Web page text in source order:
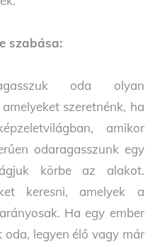
szabása:
oda olyan
szeretnénk, ha
amikor
odaragasszunk egy
körbe az alakot.
keresni, amelyek a
Ha egy ember
oda, legyen élő vagy már